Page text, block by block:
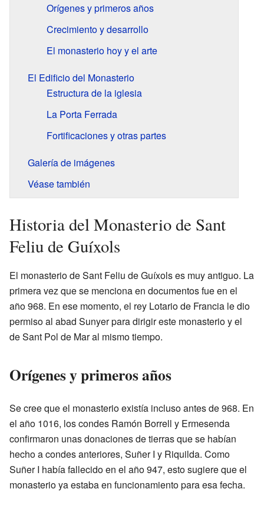
Orígenes y primeros años
Crecimiento y desarrollo
El monasterio hoy y el arte
El Edificio del Monasterio
Estructura de la iglesia
La Porta Ferrada
Fortificaciones y otras partes
Galería de imágenes
Véase también
Historia del Monasterio de Sant
Feliu de Guíxols
El monasterio de Sant Feliu de Guíxols es muy antiguo. La
primera vez que se menciona en documentos fue en el
año 968. En ese momento, el rey Lotario de Francia le dio
permiso al abad Sunyer para dirigir este monasterio y el
de Sant Pol de Mar al mismo tiempo.
Orígenes y primeros años
Se cree que el monasterio existía incluso antes de 968. En
el año 1016, los condes Ramón Borrell y Ermesenda
confirmaron unas donaciones de tierras que se habían
hecho a condes anteriores, Suñer I y Riquilda. Como
Suñer I había fallecido en el año 947, esto sugiere que el
monasterio ya estaba en funcionamiento para esa fecha.